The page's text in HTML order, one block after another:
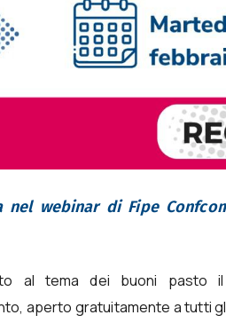
nel webinar di Fipe
al tema dei buoni pasto il
aperto gratuitamente a tutti